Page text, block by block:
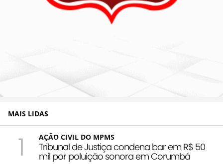
MAIS LIDAS
1 AÇÃO CIVIL DO MPMS
Tribunal de Justiça condena bar em R$ 50
mil por poluição sonora em Corumbá